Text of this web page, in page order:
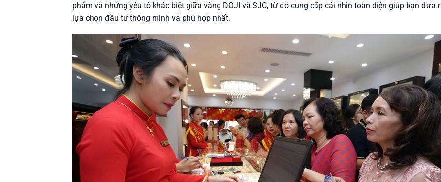
phẩm và những yếu tố khác biệt giữa vàng DOJI và SJC, từ đó cung cấp cái nhìn toàn diện giúp bạn đưa
lựa chọn đầu tư thông minh và phù hợp nhất.